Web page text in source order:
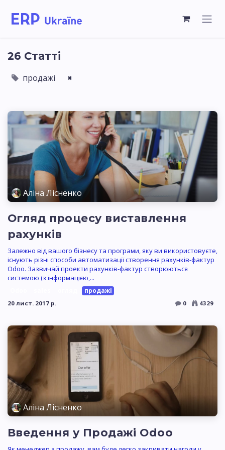
26 Статті
продажі ×
Аліна Лісненко
Огляд процесу виставлення
рахунків
Залежно від вашого бізнесу та програми, яку ви використовуєте,
існують різні способи автоматизації створення рахунків-фактур
Odoo. Зазвичай проекти рахунків-фактур створюються
системою (з інформацією,...
продажі
20 лист. 2017 р. 0 4329
Аліна Лісненко
Введення у Продажі Odoo